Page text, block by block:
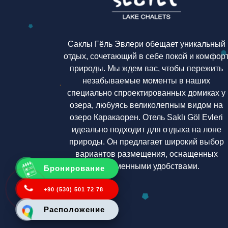
Бронирование
+90 (530) 501 72 78
Расположение
Саклы Гёль Эвлери обещает уникальный
отдых, сочетающий в себе покой и
природы. Мы ждем вас, чтобы пережить
незабываемые моменты в наших
специально спроектированных домиках у
озера, любуясь великолепным видом на
озеро Каракаорен. Отель Saklı Göl Evleri
идеально подходит для отдыха на лоне
природы. Он предлагает широкий выбор
вариантов размещения, оснащенных
современными удобствами.